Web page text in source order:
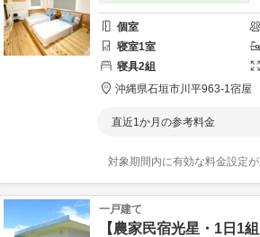
個室
寝室1室
寝具2組
沖縄県石垣市川平963-1宿屋
直近1か月の参考料金
対象期間内に有効な料金設定が
一戸建て
【農家民宿光星・1日1